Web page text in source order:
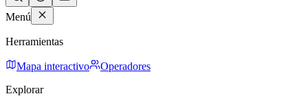
Menú
Herramientas
Mapa interactivo
Operadores
Explorar